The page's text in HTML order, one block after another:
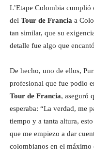
L’Etape Colombia
del Tour de Francia a
tan similar, que su
detalle fue algo que
De hecho, uno de ellos,
profesional que fue podio
Tour de Francia, aseguró
esperaba: “La verdad, me
tiempo y a tanta altura,
que me empiezo a dar
colombianos en el